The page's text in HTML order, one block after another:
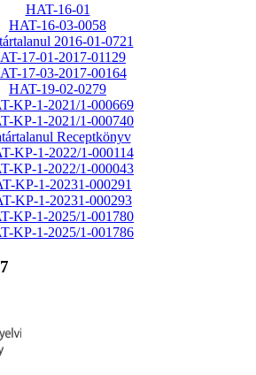
HAT-16-01
HAT-16-03-0058
2016-01-0721
17-01-2017-01129
17-03-2017-00164
HAT-19-02-0279
KP-1-2021/1-000669
KP-1-2021/1-000740
Receptkönyv
KP-1-2022/1-000114
KP-1-2022/1-000043
KP-1-20231-000291
KP-1-20231-000293
KP-1-2025/1-001780
KP-1-2025/1-001786